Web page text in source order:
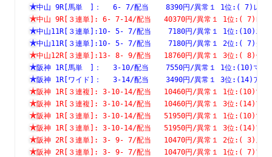
中山 9R[馬単　]：　 6- 7/配当    8390円/異常１ 1位:( 7)レッド
中山 9R[３連単]: 6- 7-14/配当   40370円/異常１ 1位:( 7)レッド
中山11R[３連単]:10- 5- 7/配当    7180円/異常１ 1位:(10)エ
中山11R[３連単]:10- 5- 7/配当    7180円/異常１ 2位:( 7)クロ
中山12R[３連単]:13- 8- 9/配当   18760円/異常１ 3位:( 8)デルマ
阪神 1R[馬単　]：　 3-10/配当    7550円/異常１ 1位
阪神 1R[ワイド]：　 3-14/配当    3490円/異常１ 3
阪神 1R[３連複]: 3-10-14/配当   10460円/異常１ 1位
阪神 1R[３連複]: 3-10-14/配当   10460円/異常１ 3
阪神 1R[３連単]: 3-10-14/配当   51950円/異常１ 1位
阪神 1R[３連単]: 3-10-14/配当   51950円/異常１ 3
阪神 2R[３連単]: 3- 9- 7/配当   10470円/異常１ 2
阪神 2R[３連単]: 3- 9- 7/配当   10470円/異常